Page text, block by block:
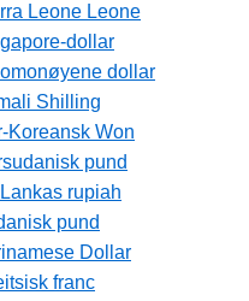
Leone Leone
dollar
dollar
Shilling
Koreansk Won
pund
rupiah
pund
Dollar
franc